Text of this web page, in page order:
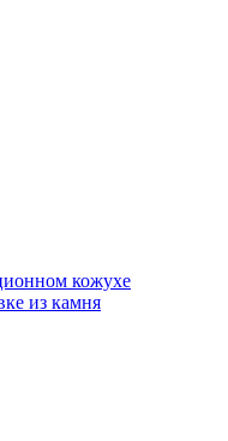
кожухе
из камня